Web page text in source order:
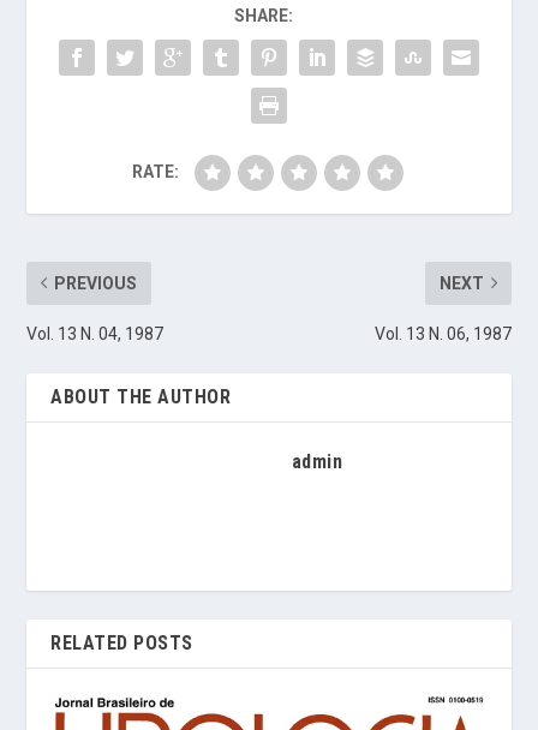
SHARE:
RATE:
PREVIOUS
Vol. 13 N. 04, 1987
NEXT
Vol. 13 N. 06, 1987
ABOUT THE AUTHOR
admin
RELATED POSTS